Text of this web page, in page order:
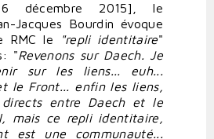
décembre 2015], le
Jacques Bourdin évoque
RMC le
"repli identitaire"
"Revenons sur Daech. Je
sur les liens... euh...
le Front... enfin les liens,
entre Daech et le
mais ce repli identitaire,
est une communauté...